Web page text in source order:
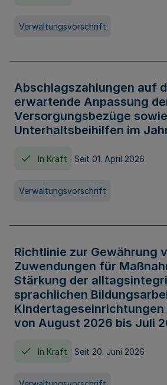
Verwaltungsvorschrift
Abschlagszahlungen auf
erwartende Anpassung
Versorgungsbezüge
Unterhaltsbeihilfen im
In Kraft Seit 01. April 2026
Verwaltungsvorschrift
Richtlinie zur Gewährung
Zuwendungen für
Stärkung der
sprachlichen
Kindertageseinrichtungen
von August 2026 bis Juli
In Kraft Seit 20. Juni 2026